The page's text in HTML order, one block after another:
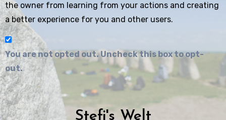
the owner from learning from your actions and creating
a better experience for you and other users.
You are not opted out. Uncheck this box to opt-
out.
Stefi's Welt